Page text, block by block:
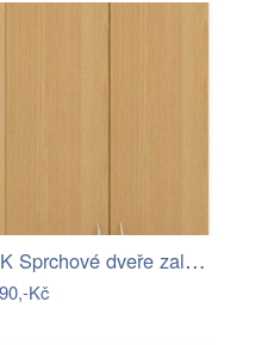
H K Sprchové dveře zalamovací SPACE…
Kč